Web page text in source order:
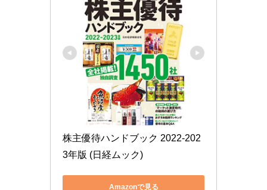
株主優待ハンドブック 2022-202
3年版 (日経ムック)
Amazonで見る